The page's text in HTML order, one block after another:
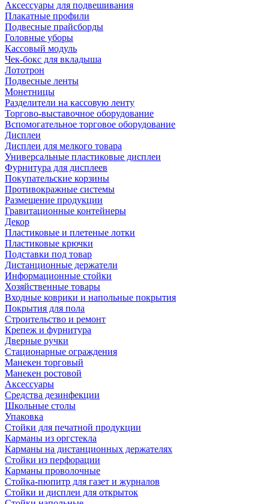
Аксессуары для подвешивания
Плакатные профили
Подвесные прайсборды
Головные уборы
Кассовый модуль
Чек-бокс для вкладыша
Лототрон
Подвесные ленты
Монетницы
Разделители на кассовую ленту
Торгово-выставочное оборудование
Вспомогательное торговое оборудование
Дисплеи
Дисплеи для мелкого товара
Универсальные пластиковые дисплеи
Фурнитура для дисплеев
Покупательские корзины
Противокражные системы
Размещение продукции
Гравитационные контейнеры
Декор
Пластиковые и плетеные лотки
Пластиковые крючки
Подставки под товар
Дистанционные держатели
Информационные стойки
Хозяйственные товары
Входные коврики и напольные покрытия
Покрытия для пола
Строительство и ремонт
Крепеж и фурнитура
Дверные ручки
Стационарные ограждения
Манекен торговый
Манекен ростовой
Аксессуары
Средства дезинфекции
Школьные столы
Упаковка
Стойки для печатной продукции
Карманы из оргстекла
Карманы на дистанционных держателях
Стойки из перфорации
Карманы проволочные
Стойка-пюпитр для газет и журналов
Стойки и дисплеи для открыток